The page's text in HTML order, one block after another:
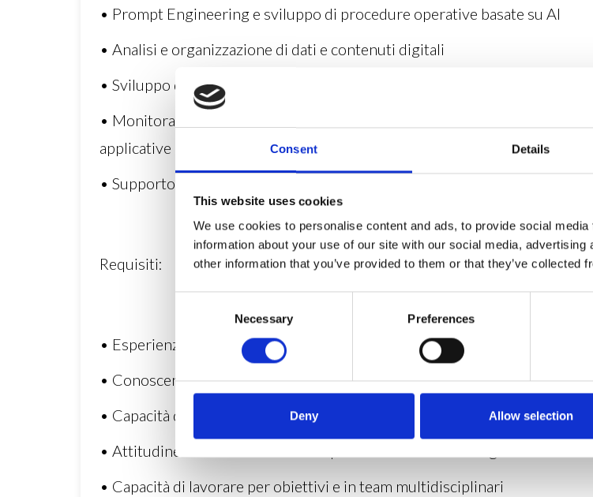
Consent Details
This website uses cookies
We use cookies to personalise content and ads, to provide social
information about your use of our site with our social media,
other information that you’ve provided to them or that they’ve collected
Necessary Preferences
Deny Allow selection
• Prompt Engineering e sviluppo di procedure operative basate su AI
• Analisi e organizzazione di dati e contenuti digitali
• Sviluppo di soluzioni innovative per processi produttivi e creativi
• Monitoraggio delle evoluzioni tecnologiche e individuazione di
applicative
• Supporto ai team aziendali nell’adozione di strumenti AI
Requisiti:
• Esperienza o competenze documentabili nell’ambito dell’Intelligenza
• Conoscenza dei principali strumenti di Generative AI
• Capacità di analisi, ricerca e problem solving
• Attitudine all’innovazione e alla sperimentazione tecnologica
• Capacità di lavorare per obiettivi e in team multidisciplinari